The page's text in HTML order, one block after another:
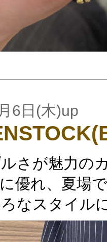
6日(木)up
さが魅力の
優れ、夏場
なスタイル